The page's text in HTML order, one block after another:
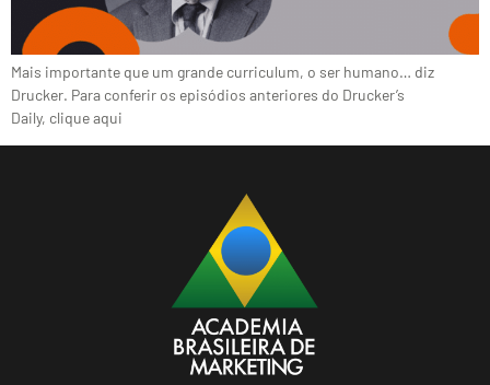
Mais importante que um grande curriculum, o ser humano… diz
Drucker. Para conferir os episódios anteriores do Drucker’s
Daily, clique aqui